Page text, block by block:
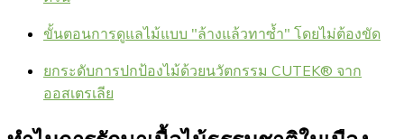
ขั้นตอนการดูแลไม้แบบ "ล้างแล้วทาซ้ำ" โดยไม่ต้องขัด
ยกระดับการปกป้องไม้ด้วยนวัตกรรม CUTEK® จาก
ออสเตรเลีย